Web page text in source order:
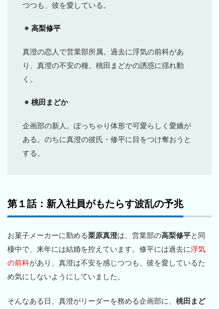
つつも、彼を愛している。
高梨修平
真澄の恋人で営業部所属。過去に浮気の前科があ
り、真澄の不安の種。桃田まどかの誘惑に揺れ動
く。
桃田まどか
企画部の新人。ぽっちゃり体形で可愛らしく愛嬌が
ある。のちに真澄の彼氏・修平に目をつけ奪おうと
する。
第１話：新入社員がもたらす波乱の予兆
お菓子メーカーに勤める栗原真澄は、営業部の高梨修平と同
棲中で、来年には結婚を控えています。修平には過去に浮気
の前科があり、真澄は不安を感じつつも、彼を愛しているた
め気にしないようにしていました。
そんなある日、真澄がリーダーを務める企画部に、 桃田まど